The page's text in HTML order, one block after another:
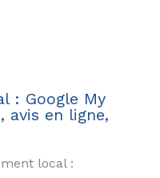
: Google My
avis en ligne,
local :